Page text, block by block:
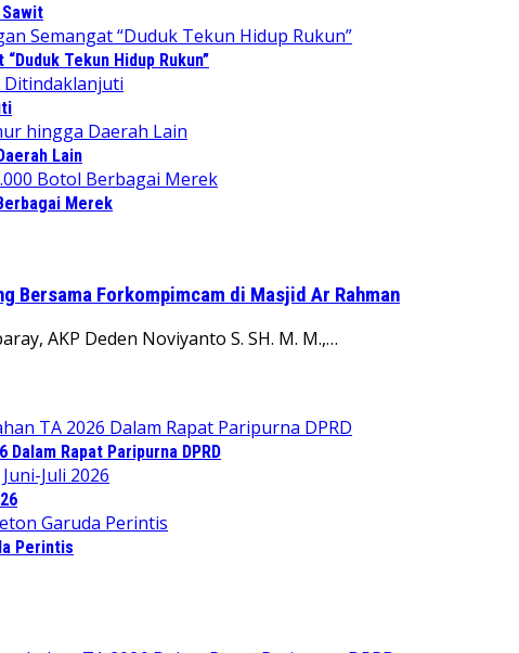
Tekun Hidup Rukun”
Lain
Merek
Bersama Forkompimcam di Masjid Ar Rahman
AKP Deden Noviyanto S. SH. M. M.,…
Rapat Paripurna DPRD
Perintis